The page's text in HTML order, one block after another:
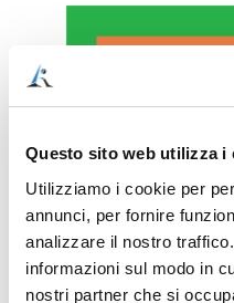
Questo sito web utilizza i
Utilizziamo i cookie per
annunci, per fornire
analizzare il nostro
informazioni sul modo in
nostri partner che si